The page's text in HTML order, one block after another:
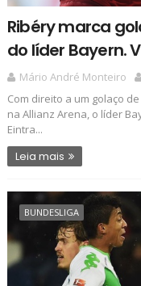
Ribéry marca
do líder Bayern.
Mário André Monteiro
Com direito a um golaço
na Allianz Arena, o líder
Eintra...
Leia mais
BUNDESLIGA